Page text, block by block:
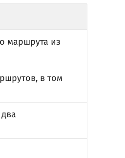
маршрута из
в том